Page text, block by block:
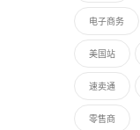
电子商务
美国站
速卖通
零售商